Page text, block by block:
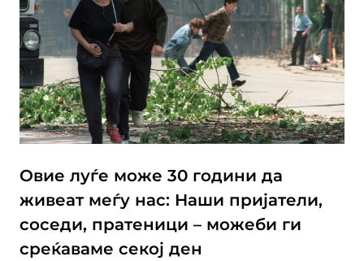
Овие луѓе може 30 години да
живеат меѓу нас: Наши пријатели,
соседи, пратеници – можеби ги
среќаваме секој ден